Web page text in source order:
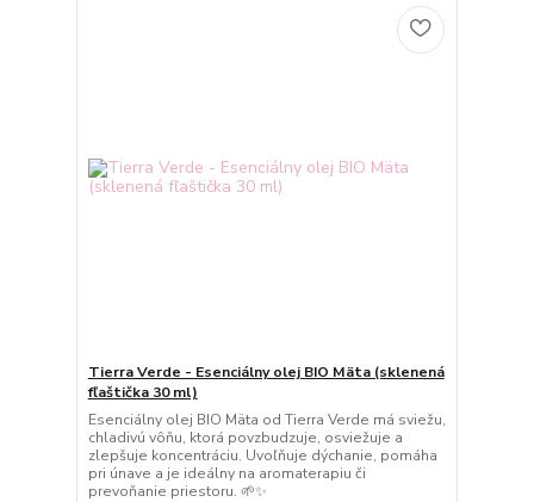
Tierra Verde - Esenciálny olej BIO Mäta (sklenená
fľaštička 30 ml)
Esenciálny olej BIO Mäta od Tierra Verde má sviežu,
chladivú vôňu, ktorá povzbudzuje, osviežuje a
zlepšuje koncentráciu. Uvoľňuje dýchanie, pomáha
pri únave a je ideálny na aromaterapiu či
prevoňanie priestoru. 🌱✨